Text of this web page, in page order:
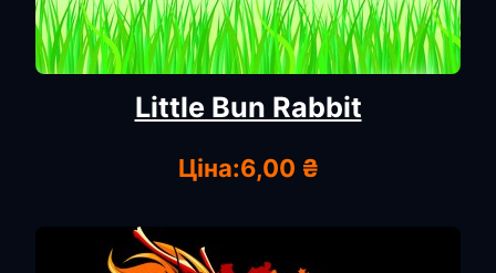
Little Bun Rabbit
Ціна:6,00 ₴